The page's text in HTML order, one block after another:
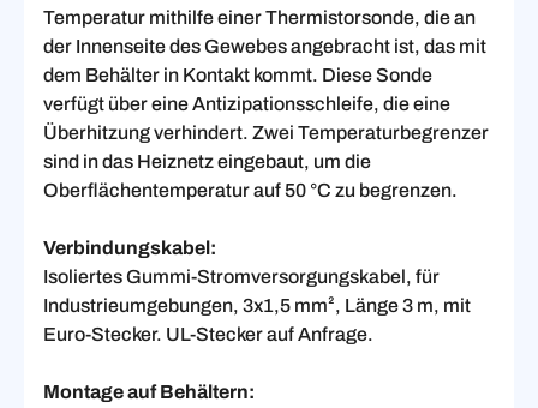
Temperatur mithilfe einer Thermistorsonde, die an
der Innenseite des Gewebes angebracht ist, das mit
dem Behälter in Kontakt kommt. Diese Sonde
verfügt über eine Antizipationsschleife, die eine
Überhitzung verhindert. Zwei Temperaturbegrenzer
sind in das Heiznetz eingebaut, um die
Oberflächentemperatur auf 50 °C zu begrenzen.
Verbindungskabel:
Isoliertes Gummi-Stromversorgungskabel, für
Industrieumgebungen, 3x1,5 mm², Länge 3 m, mit
Euro-Stecker. UL-Stecker auf Anfrage.
Montage auf Behältern: